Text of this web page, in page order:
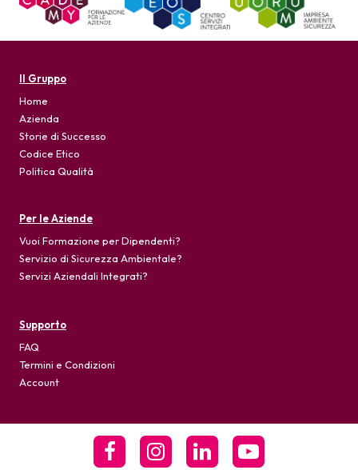
Il Gruppo
Home
Azienda
Storie di Successo
Codice Etico
Politica Qualità
Per le Aziende
Vuoi Formazione per Dipendenti?
Servizio di Sicurezza Ambientale?
Servizi Aziendali Integrati?
Supporto
FAQ
Termini e Condizioni
Account